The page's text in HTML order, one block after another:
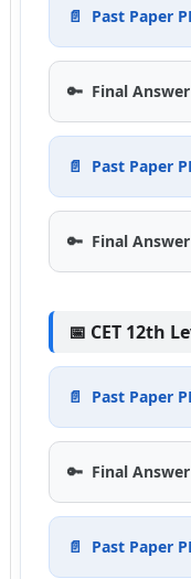
📄 Past Paper
🔑 Final
📄 Past Paper
🔑 Final
📅 CET 12th
📄 Past Paper
🔑 Final
📄 Past Paper